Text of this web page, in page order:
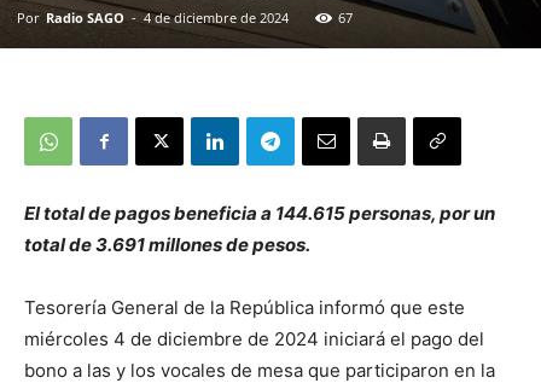
Por Radio SAGO - 4 de diciembre de 2024 67
El total de pagos beneficia a 144.615 personas, por un
total de 3.691 millones de pesos.
Tesorería General de la República informó que este
miércoles 4 de diciembre de 2024 iniciará el pago del
bono a las y los vocales de mesa que participaron en la